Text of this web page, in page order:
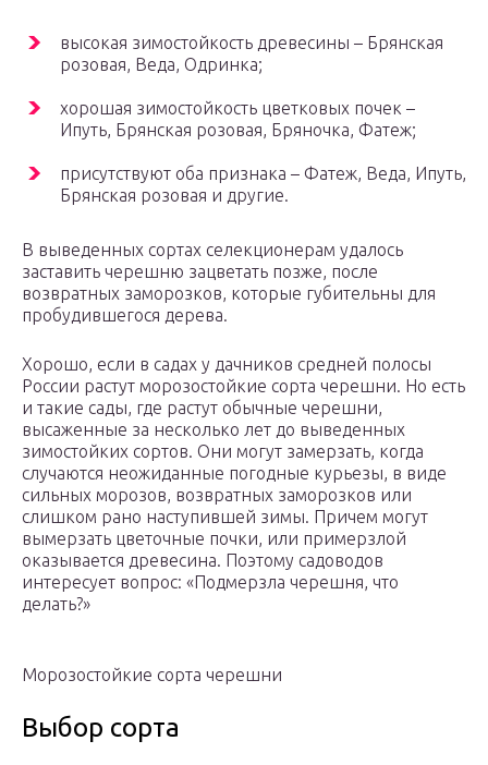
высокая зимостойкость древесины – Брянская
розовая, Веда, Одринка;
хорошая зимостойкость цветковых почек –
Ипуть, Брянская розовая, Бряночка, Фатеж;
присутствуют оба признака – Фатеж, Веда, Ипуть,
Брянская розовая и другие.
В выведенных сортах селекционерам удалось
заставить черешню зацветать позже, после
возвратных заморозков, которые губительны для
пробудившегося дерева.
Хорошо, если в садах у дачников средней полосы
России растут морозостойкие сорта черешни. Но есть
и такие сады, где растут обычные черешни,
высаженные за несколько лет до выведенных
зимостойких сортов. Они могут замерзать, когда
случаются неожиданные погодные курьезы, в виде
сильных морозов, возвратных заморозков или
слишком рано наступившей зимы. Причем могут
вымерзать цветочные почки, или примерзлой
оказывается древесина. Поэтому садоводов
интересует вопрос: «Подмерзла черешня, что
делать?»
Морозостойкие сорта черешни
Выбор сорта